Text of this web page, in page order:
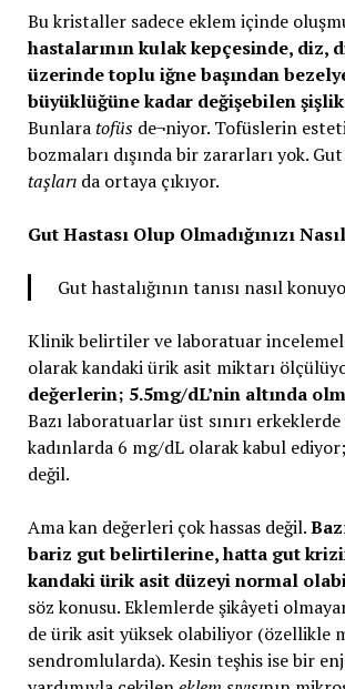
Bu kristaller sadece eklem içinde
hastalarının kulak kepçesinde, diz,
üzerinde toplu iğne başından
büyüklüğüne kadar değişebilen
Bunlaratofüsde¬niyor. Tofüslerin
bozmaları dışında bir zararları yok.
taşlarıda ortaya çıkıyor.
Gut Hastası Olup Olmadığınızı
Gut hastalığının tanısı nasıl
Klinik belirtiler ve laboratuar
olarak kandaki ürik asit miktarı
değerlerin; 5.5mg/dL’nin altında
Bazı laboratuarlar üst sınırı
kadınlarda 6 mg/dL olarak kabul
değil.
Ama kan değerleri çok hassas değil.
bariz gut belirtilerine, hatta gut
kandaki ürik asit düzeyi normal
söz konusu. Eklemlerde şikâyeti
de ürik asit yüksek olabiliyor (özellikle
sendromlularda). Kesin teşhis ise bir